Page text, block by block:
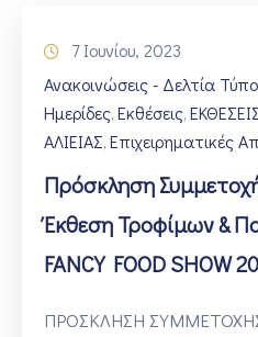
7 Ιουνίου, 2023
Ανακοινώσεις - Δελτία
Ημερίδες‚ Εκθέσεις‚
ΑΛΙΕΙΑΣ‚ Επιχειρηματικές
Πρόσκληση
Έκθεση Τροφίμων &
FANCY FOOD SHOW
ΠΡΟΣΚΛΗΣΗ